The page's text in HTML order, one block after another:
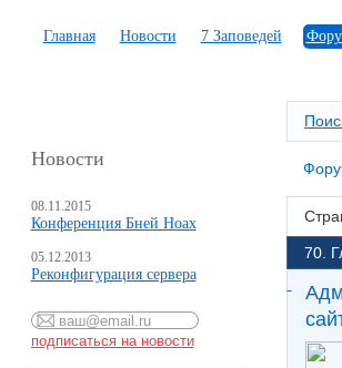
Главная Новости 7 Заповедей
Новости
08.11.2015
Конференция Бней Ноах
05.12.2013
Реконфигурация сервера
70.